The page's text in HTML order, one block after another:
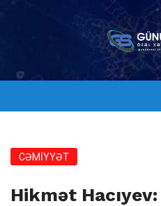
CƏMİYYƏT
Hikmət Hacıyev: